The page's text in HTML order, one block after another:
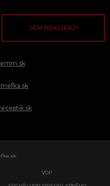
SEM NEKLIKAJ!
VOP